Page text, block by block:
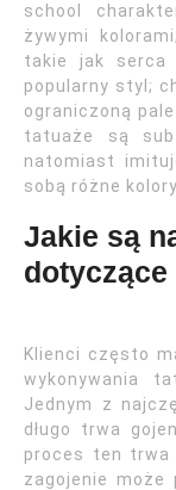
school
żywymi
takie jak serca
popularny styl;
ograniczoną
tatuaże są
natomiast
sobą różne
Jakie są
Klienci często
wykonywania
Jednym z
długo trwa
proces ten trwa
zagojenie może